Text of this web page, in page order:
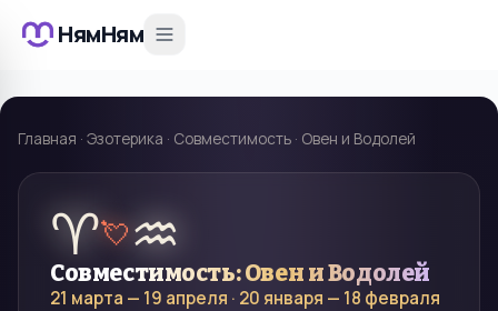
НямНям
Главная · Эзотерика · Совместимость · Овен и Водолей
♈💘♒
Совместимость:Овен иВодолей
21 марта — 19 апреля · 20 января — 18 февраля